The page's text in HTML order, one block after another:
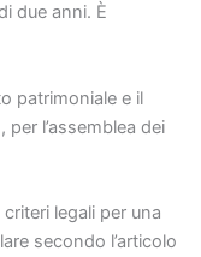
due anni. È
patrimoniale e il
l’assemblea dei
legali per una
secondo l’articolo